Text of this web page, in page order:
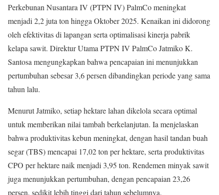
Perkebunan Nusantara IV (PTPN IV) PalmCo meningkat
menjadi 2,2 juta ton hingga Oktober 2025. Kenaikan ini didorong
oleh efektivitas di lapangan serta optimalisasi kinerja pabrik
kelapa sawit. Direktur Utama PTPN IV PalmCo Jatmiko K.
Santosa mengungkapkan bahwa pencapaian ini menunjukkan
pertumbuhan sebesar 3,6 persen dibandingkan periode yang sama
tahun lalu.
Menurut Jatmiko, setiap hektare lahan dikelola secara optimal
untuk memberikan nilai tambah berkelanjutan. Ia menjelaskan
bahwa produktivitas kebun meningkat, dengan hasil tandan buah
segar (TBS) mencapai 17,02 ton per hektare, serta produktivitas
CPO per hektare naik menjadi 3,95 ton. Rendemen minyak sawit
juga menunjukkan pertumbuhan, dengan pencapaian 23,26
persen, sedikit lebih tinggi dari tahun sebelumnya.